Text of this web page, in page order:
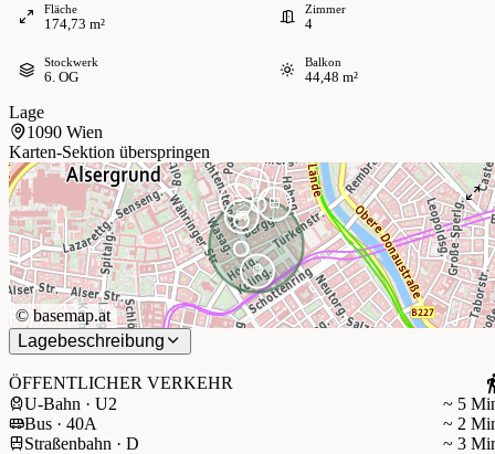
Fläche
174,73 m²
Zimmer
4
Stockwerk
6. OG
Balkon
44,48 m²
Lage
1090 Wien
Karten-Sektion überspringen
© basemap.at
Lagebeschreibung
ÖFFENTLICHER VERKEHR
U-Bahn · U2
~ 5
Bus · 40A
~ 2
Straßenbahn · D
~ 3